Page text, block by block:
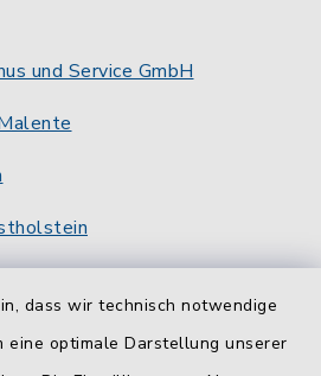
dass wir technisch notwendige
eine optimale Darstellung unserer
und Service GmbH